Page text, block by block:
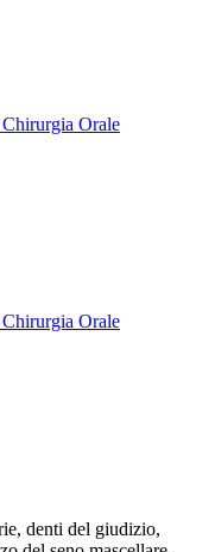
Chirurgia Orale
Chirurgia Orale
denti del giudizio,